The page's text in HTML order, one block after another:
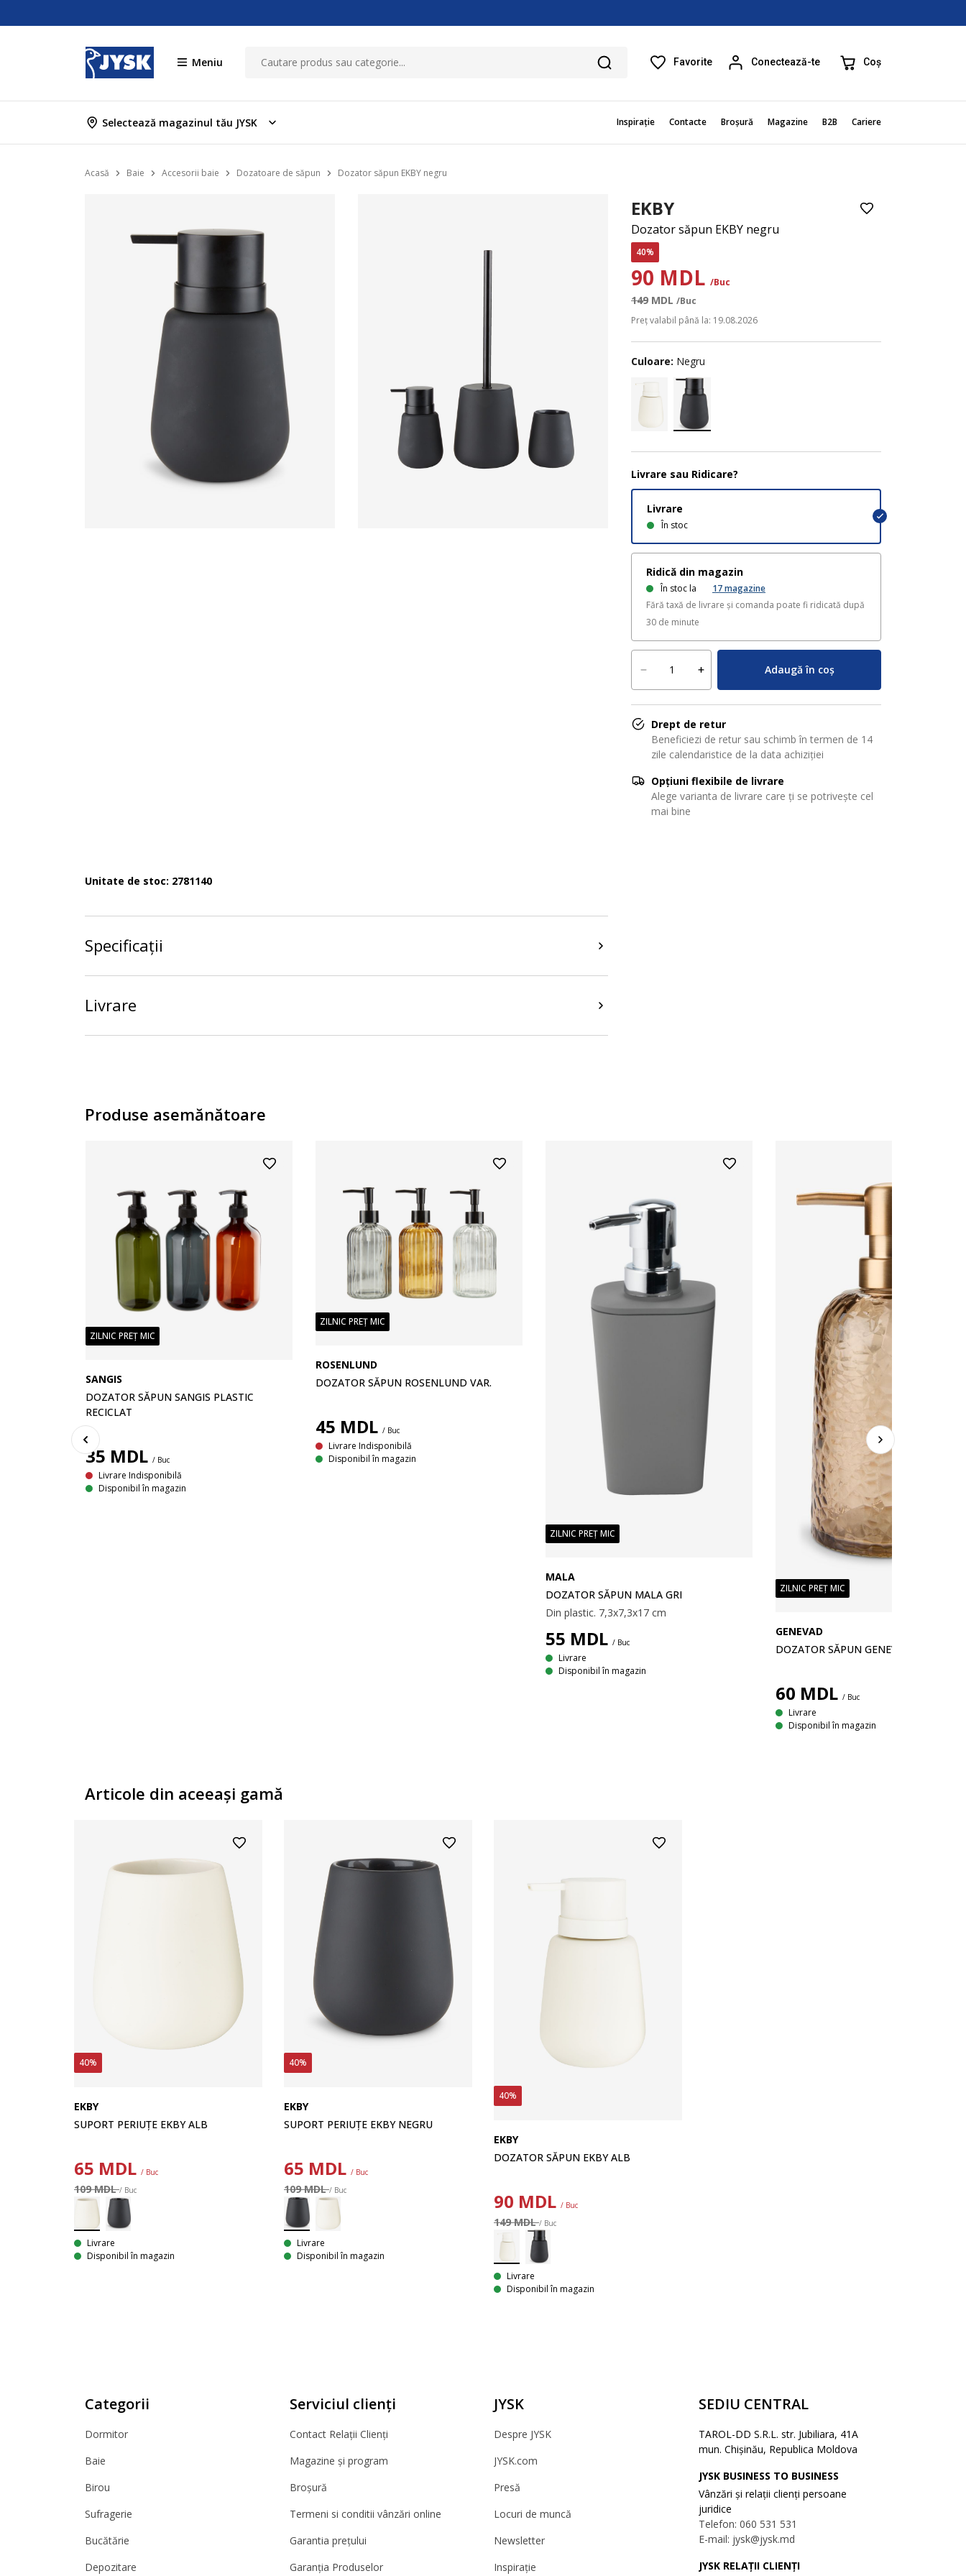
Meniu Favorite Conectează-te Coș
Selectează magazinul tău JYSK Inspirație Contacte Broșură Magazine B2B Cariere
Acasă Baie Accesorii baie Dozatoare de săpun Dozator săpun EKBY negru
EKBY
Dozator săpun EKBY negru
40%
90 MDL /Buc
149 MDL /Buc
Preț valabil până la: 19.08.2026
Culoare: Negru
Livrare sau Ridicare?
Livrare
În stoc
Ridică din magazin
În stoc la 17magazine
Fără taxă de livrare și comanda poate fi ridicată după
30 de minute
Adaugă în coș
Drept de retur
Beneficiezi de retur sau schimb în termen de 14
zile calendaristice de la data achiziției
Opțiuni flexibile de livrare
Alege varianta de livrare care ți se potrivește cel
mai bine
Unitate de stoc: 2781140
Specificații
Livrare
Produse asemănătoare
ZILNIC PREȚ MIC
SANGIS
DOZATOR SĂPUN SANGIS PLASTIC
RECICLAT
35 MDL / Buc
Livrare Indisponibilă
Disponibil în magazin
ZILNIC PREȚ MIC
ROSENLUND
DOZATOR SĂPUN ROSENLUND VAR.
45 MDL / Buc
Livrare Indisponibilă
Disponibil în magazin
ZILNIC PREȚ MIC
MALA
DOZATOR SĂPUN MALA GRI
Din plastic. 7,3x7,3x17 cm
55 MDL / Buc
Livrare
Disponibil în magazin
ZILNIC PREȚ MIC
GENEVAD
DOZATOR SĂPUN GENEVAD STICLĂ
60 MDL / Buc
Livrare
Disponibil în magazin
Articole din aceeaşi gamă
40%
EKBY
SUPORT PERIUȚE EKBY ALB
65 MDL / Buc
109 MDL/ Buc
Livrare
Disponibil în magazin
40%
EKBY
SUPORT PERIUȚE EKBY NEGRU
65 MDL / Buc
109 MDL/ Buc
Livrare
Disponibil în magazin
40%
EKBY
DOZATOR SĂPUN EKBY ALB
90 MDL / Buc
149 MDL/ Buc
Livrare
Disponibil în magazin
Categorii
Dormitor
Baie
Birou
Sufragerie
Bucătărie
Depozitare
Serviciul clienți
Contact Relații Clienți
Magazine și program
Broșură
Termeni si conditii vânzări online
Garantia prețului
Garanția Produselor
JYSK
Despre JYSK
JYSK.com
Presă
Locuri de muncă
Newsletter
Inspirație
SEDIU CENTRAL
TAROL-DD S.R.L. str. Jubiliara, 41A
mun. Chișinău, Republica Moldova
JYSK BUSINESS TO BUSINESS
Vânzări și relații clienți persoane
juridice
Telefon: 060 531 531
E-mail: jysk@jysk.md
JYSK RELAȚII CLIENȚI